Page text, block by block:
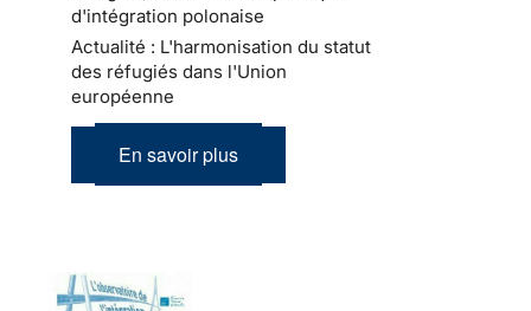
d'intégration polonaise
Actualité : L'harmonisation du statut
des réfugiés dans l'Union
européenne
En savoir plus